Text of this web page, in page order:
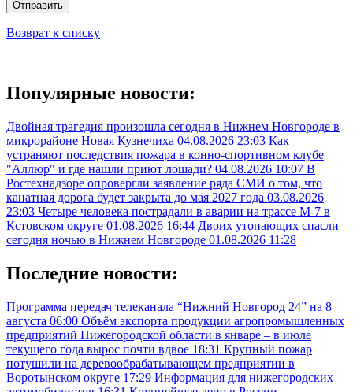
Отправить
Возврат к списку
Популярные новости:
Двойная трагедия произошла сегодня в Нижнем Новгороде в
микрорайоне Новая Кузнечиха 04.08.2026 23:03 Как
устраняют последствия пожара в конно-спортивном клубе
"Аллюр" и где нашли приют лошади? 04.08.2026 10:07 В
Ростехнадзоре опровергли заявление ряда СМИ о том, что
канатная дорога будет закрыта до мая 2027 года 03.08.2026
23:03 Четыре человека пострадали в аварии на трассе М-7 в
Кстовском округе 01.08.2026 16:44 Двоих утопающих спасли
сегодня ночью в Нижнем Новгороде 01.08.2026 11:28
Последние новости:
Программа передач телеканала “Нижний Новгород 24” на 8
августа 06:00 Объём экспорта продукции агропромышленных
предприятий Нижегородской области в январе – в июле
текущего года вырос почти вдвое 18:31 Крупный пожар
потушили на деревообрабатывающем предприятии в
Воротынском округе 17:29 Информация для нижегородских